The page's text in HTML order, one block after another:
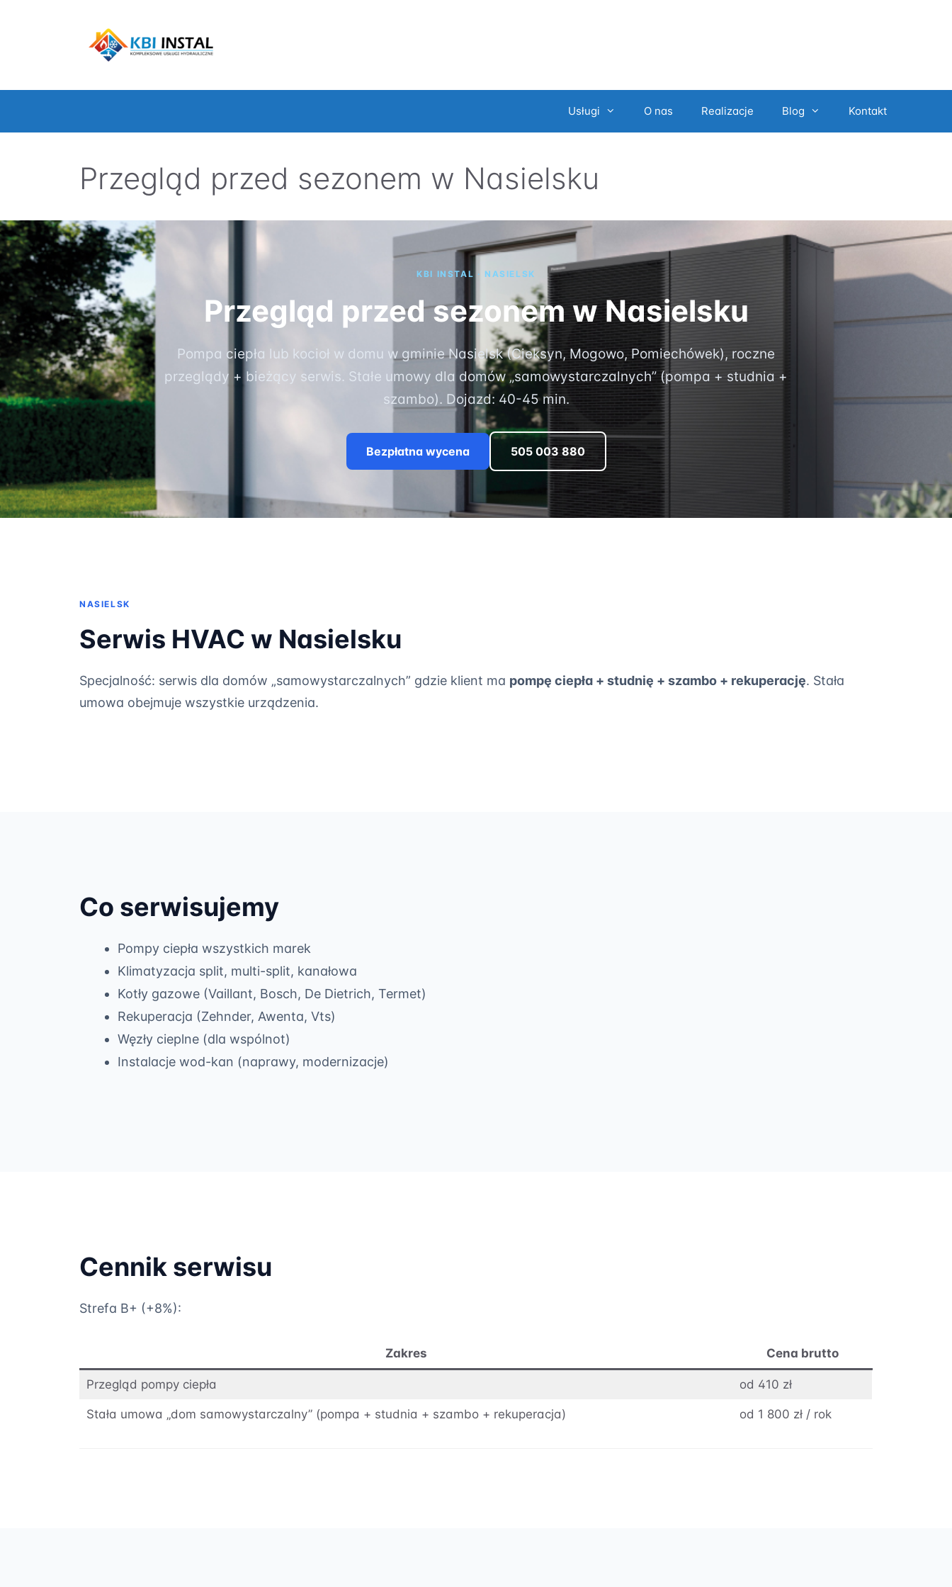
Usługi O nas Realizacje Blog Kontakt
Przegląd przed sezonem w Nasielsku
KBI INSTAL · NASIELSK
Przegląd przed sezonem w Nasielsku
Pompa ciepła lub kocioł w domu w gminie Nasielsk (Cieksyn, Mogowo, Pomiechówek), roczne
przeglądy + bieżący serwis. Stałe umowy dla domów „samowystarczalnych” (pompa + studnia +
szambo). Dojazd: 40-45 min.
Bezpłatna wycena 505 003 880
NASIELSK
Serwis HVAC w Nasielsku
Specjalność: serwis dla domów „samowystarczalnych” gdzie klient ma pompę ciepła + studnię + szambo + rekuperację. Stała
umowa obejmuje wszystkie urządzenia.
Co serwisujemy
Pompy ciepła wszystkich marek
Klimatyzacja split, multi-split, kanałowa
Kotły gazowe (Vaillant, Bosch, De Dietrich, Termet)
Rekuperacja (Zehnder, Awenta, Vts)
Węzły cieplne (dla wspólnot)
Instalacje wod-kan (naprawy, modernizacje)
Cennik serwisu
Strefa B+ (+8%):
Zakres Cena brutto
Przegląd pompy ciepła od 410 zł
Stała umowa „dom samowystarczalny” (pompa + studnia + szambo + rekuperacja) od 1 800 zł / rok